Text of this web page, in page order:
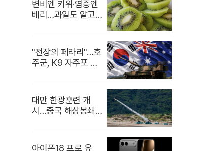
변비엔 키위·염증엔
베리…과일도 알고
"전장의 페라리"…호
주군, K9 자주포 극
대만 한광훈련 개
시…중국 해상봉쇄
아이폰18 프로 유